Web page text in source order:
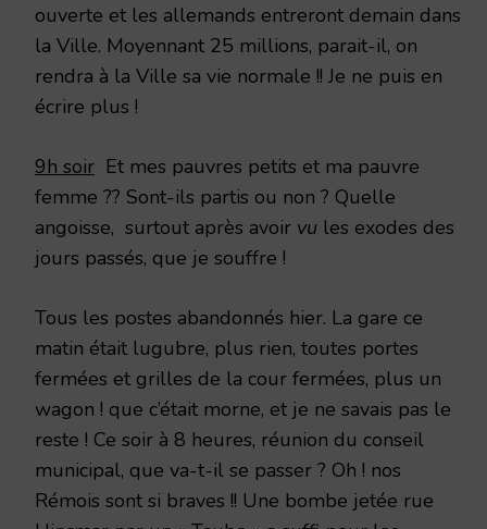
ouverte et les allemands entreront demain dans
la Ville. Moyennant 25 millions, parait-il, on
rendra à la Ville sa vie normale !! Je ne puis en
écrire plus !
9h soir Et mes pauvres petits et ma pauvre
femme ?? Sont-ils partis ou non ? Quelle
angoisse, surtout après avoir vu les exodes des
jours passés, que je souffre !
Tous les postes abandonnés hier. La gare ce
matin était lugubre, plus rien, toutes portes
fermées et grilles de la cour fermées, plus un
wagon ! que c’était morne, et je ne savais pas le
reste ! Ce soir à 8 heures, réunion du conseil
municipal, que va-t-il se passer ? Oh ! nos
Rémois sont si braves !! Une bombe jetée rue